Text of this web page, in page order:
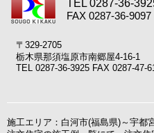
TEL 0287-36-
FAX 0287-36-9097
〒329-2705
栃木県那須塩原市南郷屋4-16-1
TEL 0287-36-3925 FAX 0287-47-
施工エリア：白河市(福島県)～宇都